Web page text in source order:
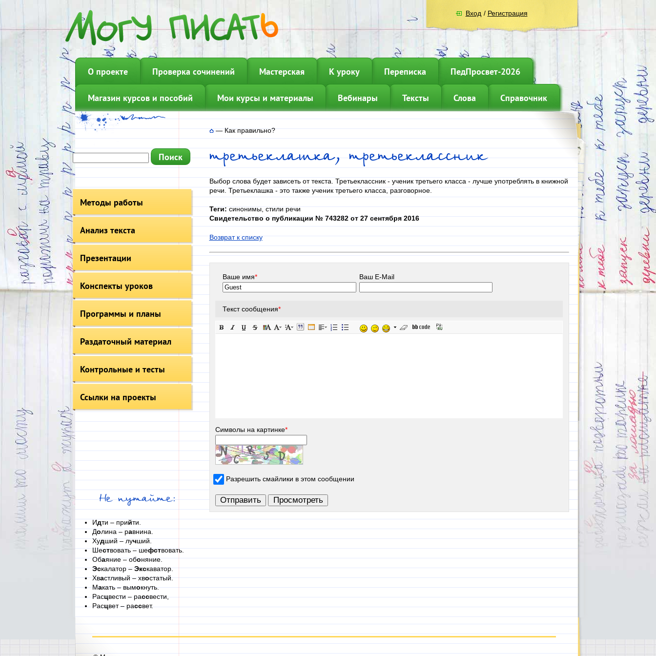
Вход / Регистрация
О проекте Проверка сочинений Мастерская К уроку Переписка ПедПросвет-2026
Магазин курсов и пособий Мои курсы и материалы Вебинары Тексты Слова Справочник
Методы работы
Анализ текста
Презентации
Конспекты уроков
Программы и планы
Раздаточный материал
Контрольные и тесты
Ссылки на проекты
Не путайте:
Идти – прийти.
Долина – равнина.
Худший – лучший.
Шествовать – шефствовать.
Обаяние – обоняние.
Эскалатор –Экскаватор.
Хвастливый – хвостатый.
Макать – вымокнуть.
Расцвести – рассвести,
Расцвет – рассвет.
—Как правильно?
третьеклашка, третьеклассник
Выбор слова будет зависеть от текста. Третьеклассник - ученик третьего класса - лучше употреблять в книжной
речи. Третьеклашка - это также ученик третьего класса, разговорное.
Теги:синонимы, стили речи
Свидетельство о публикации № 743282 от 27 сентября 2016
Возврат к списку
Ваше имя* Ваш E-Mail
Текст сообщения*
Символы на картинке*
Разрешить смайлики в этом сообщении